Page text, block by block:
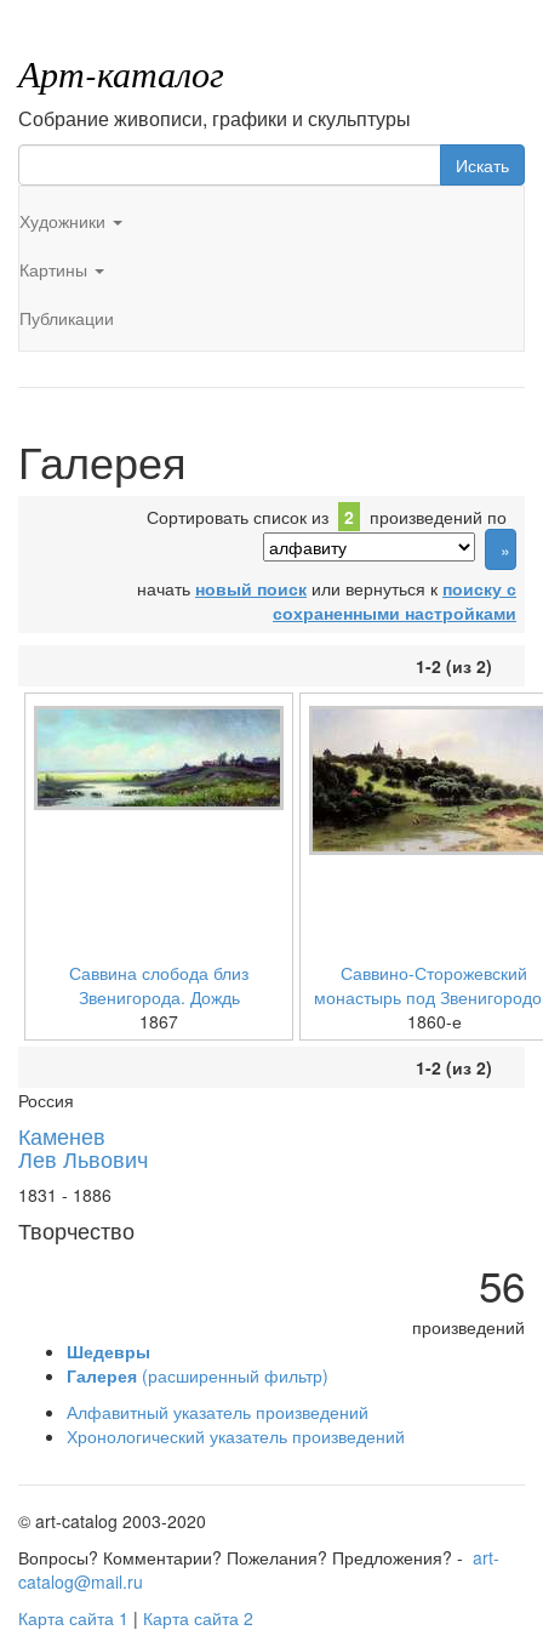
Арт-каталог
Собрание живописи, графики и скульптуры
Искать
Художники
Картины
Публикации
Галерея
Сортировать список из 2 произведений по
начать новый поиск или вернуться к поиску с
сохраненными настройками
1-2 (из 2)
Саввина слобода близ
Звенигорода. Дождь
1867
Саввино-Сторожевский
монастырь под
1860-е
1-2 (из 2)
Россия
Каменев
Лев Львович
1831 - 1886
Творчество
56
произведений
Шедевры
Галерея (расширенный фильтр)
Алфавитный указатель произведений
Хронологический указатель произведений
© art-catalog 2003-2020
Вопросы? Комментарии? Пожелания? Предложения? - art-
catalog@mail.ru
Карта сайта 1 | Карта сайта 2